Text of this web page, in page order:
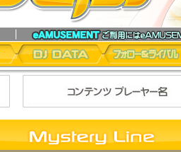
DJ DATA フォロー＆ライバル